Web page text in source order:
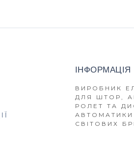
ІНФОРМАЦІЯ
ВИРОБНИК
ДЛЯ ШТОР,
РОЛЕТ ТА
АВТОМАТИКИ
СВІТОВИХ